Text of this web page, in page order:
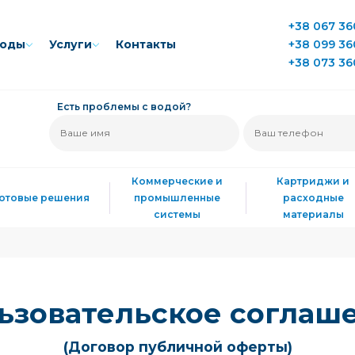
Услуги Контакты
+38 067
+38 099
+38 073
Есть проблемы с водой?
решения
Коммерческие и
промышленные
системы
Картриджи и
расходные
материалы
(Договор публичной оферты)